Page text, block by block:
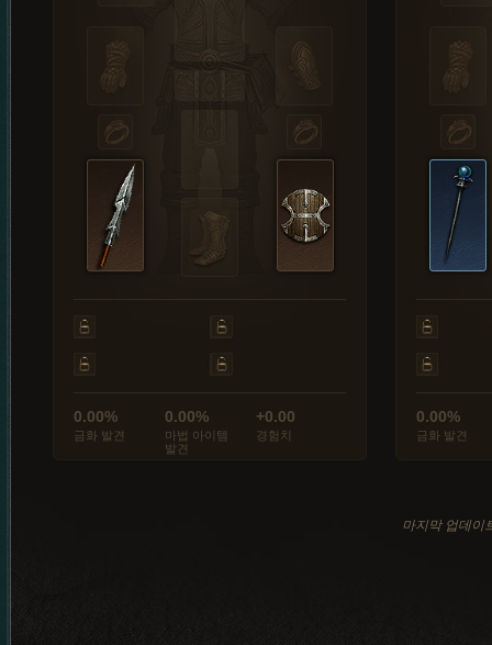
0.00%
금화 발견
0.00%
마법 아이템
발견
+0.00
경험치
0.00%
금화 발견
마지막 업데이